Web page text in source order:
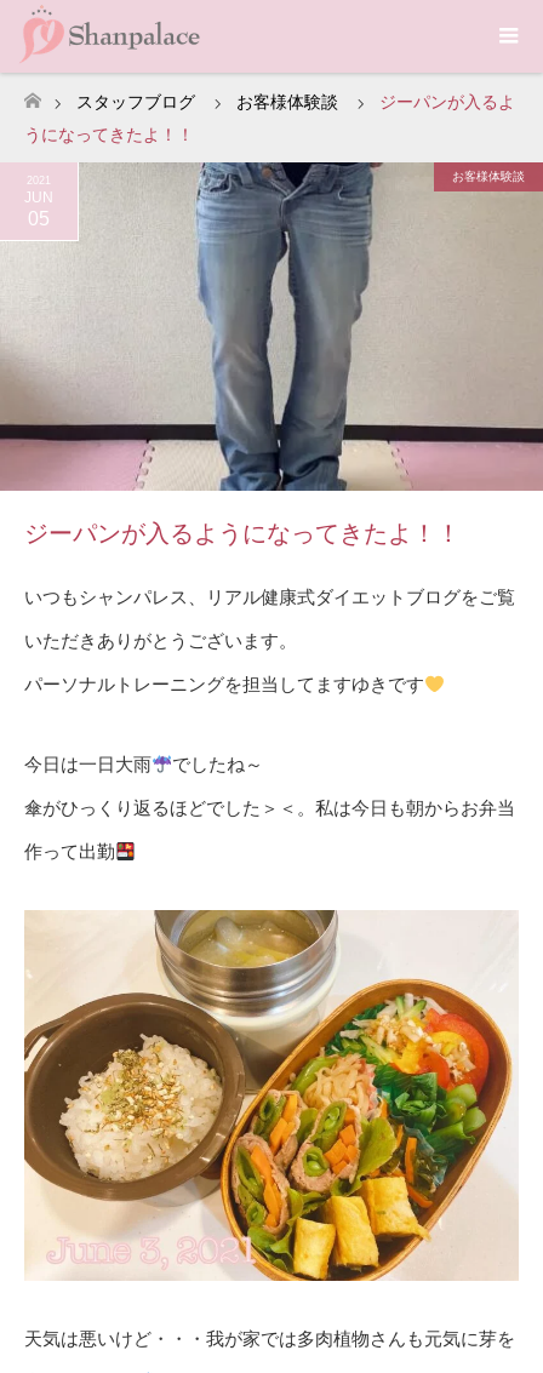
ホーム
スタッフブログ お客様体験談
ジーパンが入るよ
うになってきたよ！！
2021
JUN
05
お客様体験談
ジーパンが入るようになってきたよ！！
いつもシャンパレス、リアル健康式ダイエットブログをご覧
いただきありがとうございます。
パーソナルトレーニングを担当してますゆきです
今日は一日大雨 でしたね～
傘がひっくり返るほどでした＞＜。私は今日も朝からお弁当
作って出勤
天気は悪いけど・・・我が家では多肉植物さんも元気に芽を